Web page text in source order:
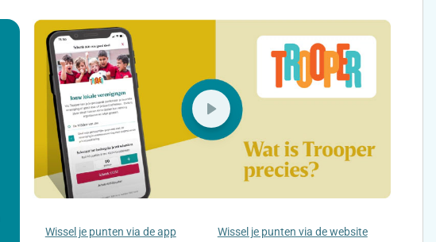
Wissel je punten via de app Wissel je punten via de website